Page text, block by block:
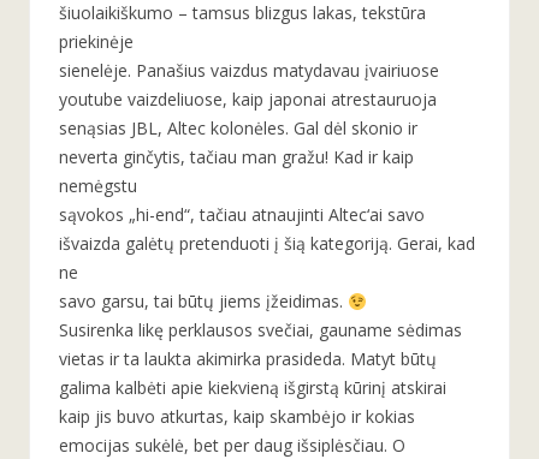
šiuolaikiškumo – tamsus blizgus lakas, tekstūra
priekinėje
sienelėje. Panašius vaizdus matydavau įvairiuose
youtube vaizdeliuose, kaip japonai atrestauruoja
senąsias JBL, Altec kolonėles. Gal dėl skonio ir
neverta ginčytis, tačiau man gražu! Kad ir kaip
nemėgstu
sąvokos „hi-end“, tačiau atnaujinti Altec‘ai savo
išvaizda galėtų pretenduoti į šią kategoriją. Gerai, kad
ne
savo garsu, tai būtų jiems įžeidimas.
Susirenka likę perklausos svečiai, gauname sėdimas
vietas ir ta laukta akimirka prasideda. Matyt būtų
galima kalbėti apie kiekvieną išgirstą kūrinį atskirai
kaip jis buvo atkurtas, kaip skambėjo ir kokias
emocijas sukėlė, bet per daug išsiplėsčiau. O